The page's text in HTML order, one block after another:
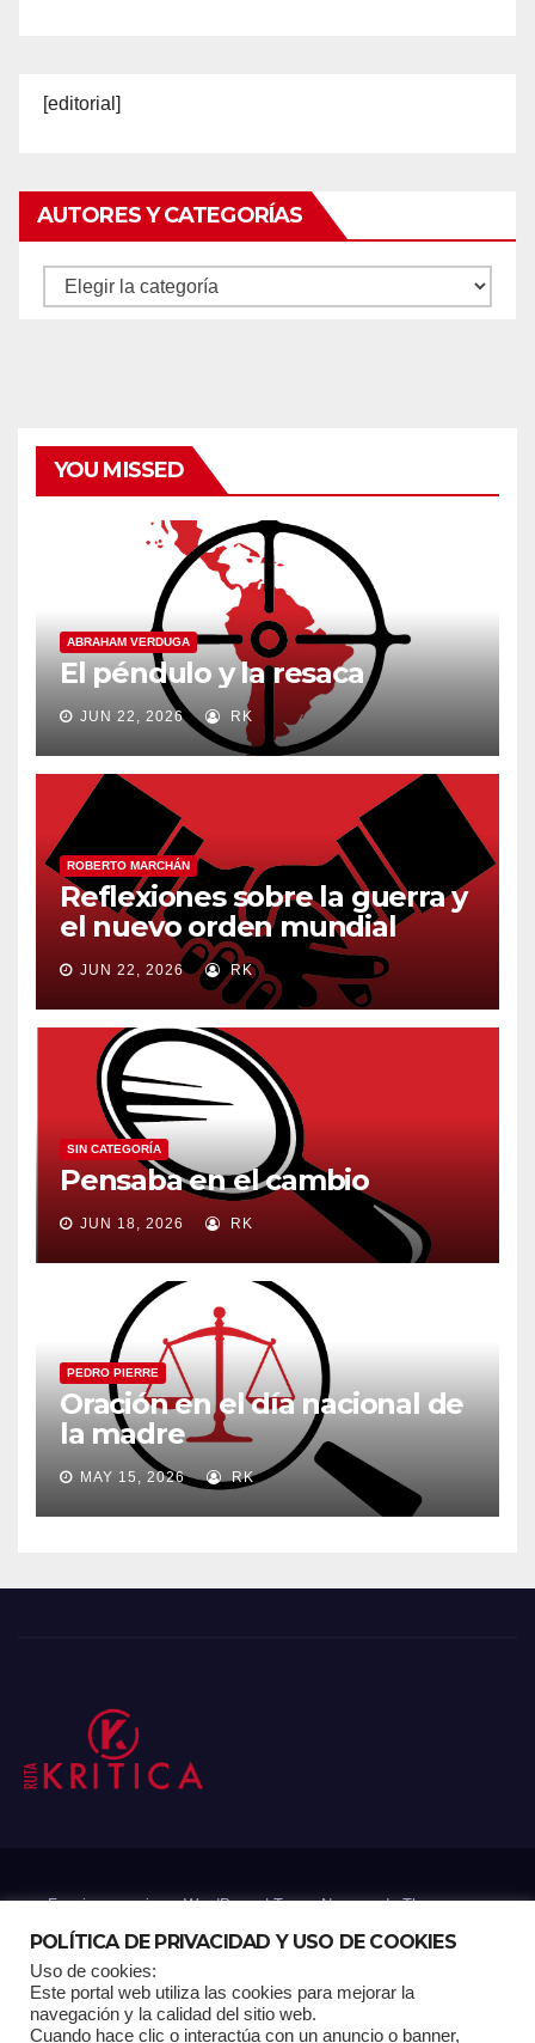
[editorial]
AUTORES Y CATEGORÍAS
Autores
YOU MISSED
ABRAHAM VERDUGA
El péndulo y la resaca
JUN 22, 2026 RK
ROBERTO MARCHÁN
Reflexiones sobre la guerra y
el nuevo orden mundial
JUN 22, 2026 RK
SIN CATEGORÍA
Pensaba en el cambio
JUN 18, 2026 RK
PEDRO PIERRE
Oración en el día nacional de
la madre
MAY 15, 2026 RK
Funciona gracias a WordPress|Tema: Newsup deThemeansar
POLÍTICA DE PRIVACIDAD Y USO DE COOKIES
Uso de cookies:
Este portal web utiliza las cookies para mejorar la
navegación y la calidad del sitio web.
Cuando hace clic o interactúa con un anuncio o banner,